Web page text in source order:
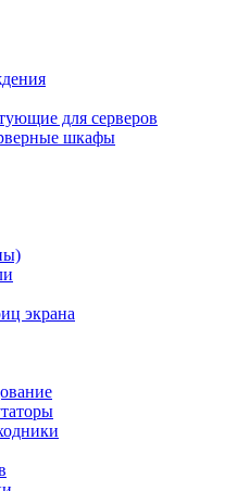
для серверов
шкафы
экрана